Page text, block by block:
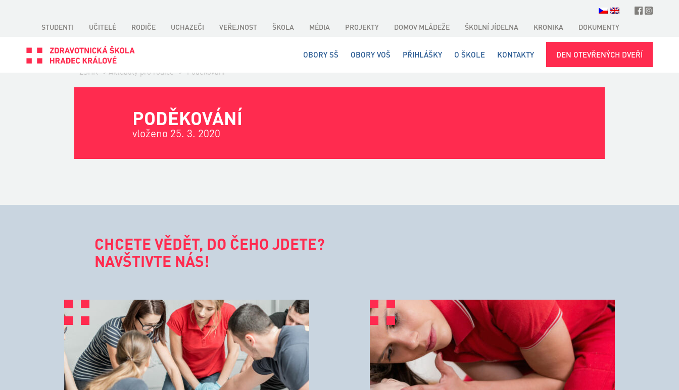
STUDENTI UČITELÉ RODIČE UCHAZEČI VEŘEJNOST ŠKOLA MÉDIA PROJEKTY DOMOV MLÁDEŽE ŠKOLNÍ JÍDELNA KRONIKA DOKUMENTY
OBORY SŠ OBORY VOŠ PŘIHLÁŠKY O ŠKOLE KONTAKTY
DEN OTEVŘENÝCH DVEŘÍ
ZSHK
> Aktuality pro rodiče > Poděkování
PODĚKOVÁNÍ
vloženo 25. 3. 2020
CHCETE VĚDĚT, DO ČEHO JDETE?
NAVŠTIVTE NÁS!